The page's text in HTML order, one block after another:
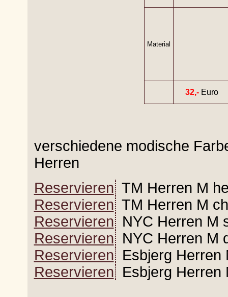
Material
32,-Euro
verschiedene modische
Herren
Reservieren TM Herren M
Reservieren TM Herren M
Reservieren NYC Herren M
Reservieren NYC Herren M
Reservieren Esbjerg Herren
Reservieren Esbjerg Herren